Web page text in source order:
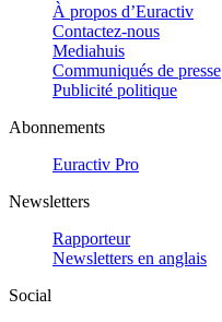
À propos d’Euractiv
Contactez-nous
Mediahuis
Communiqués de presse
Publicité politique
Abonnements
Euractiv Pro
Newsletters
Rapporteur
Newsletters en anglais
Social